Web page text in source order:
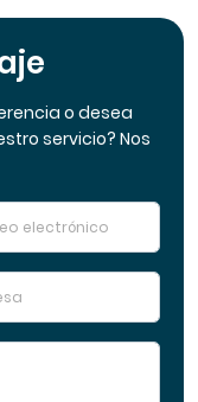
o desea
servicio? Nos